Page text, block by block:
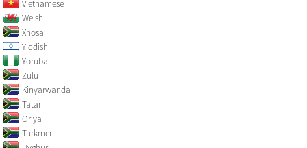
Vietnamese
Welsh
Xhosa
Yiddish
Yoruba
Zulu
Kinyarwanda
Tatar
Oriya
Turkmen